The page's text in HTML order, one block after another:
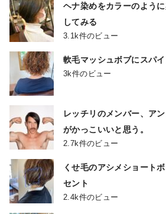
ヘナ染めをカラーのよう
してみる
3.1k件のビュー
軟毛マッシュボブにスパ
3k件のビュー
レッチリのメンバー、ア
がかっこいいと思う。
2.7k件のビュー
くせ毛のアシメショート
セント
2.4k件のビュー